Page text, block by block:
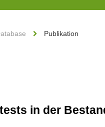
Publikation
in der